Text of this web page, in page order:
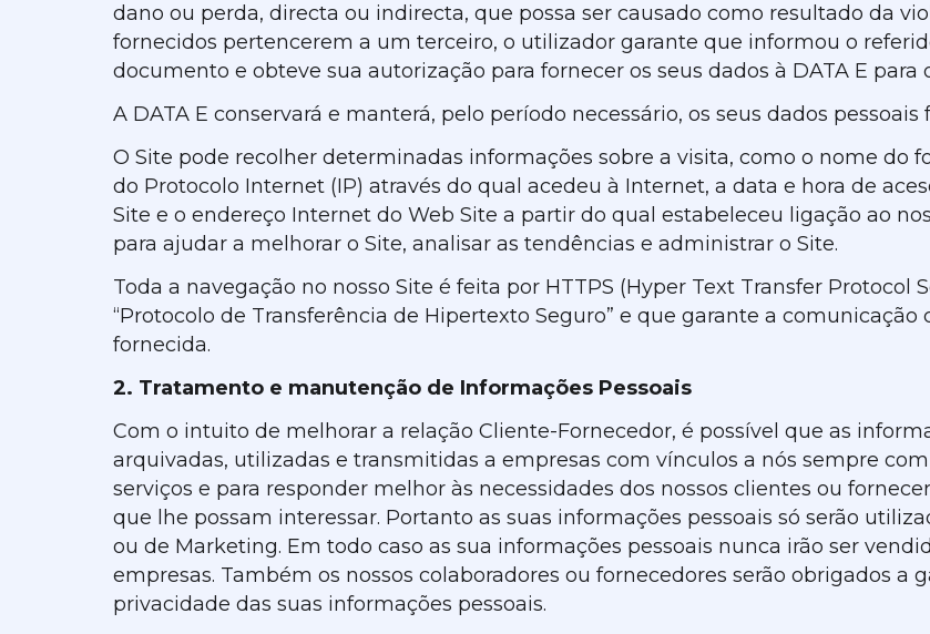
dano ou perda, directa ou indirecta, que possa ser causado como resultado da
fornecidos pertencerem a um terceiro, o utilizador garante que informou o
documento e obteve sua autorização para fornecer os seus dados à DATA E para
A DATA E conservará e manterá, pelo período necessário, os seus dados
O Site pode recolher determinadas informações sobre a visita, como o nome do
do Protocolo Internet (IP) através do qual acedeu à Internet, a data e hora de
Site e o endereço Internet do Web Site a partir do qual estabeleceu ligação ao
para ajudar a melhorar o Site, analisar as tendências e administrar o Site.
Toda a navegação no nosso Site é feita por HTTPS (Hyper Text Transfer Protocol
“Protocolo de Transferência de Hipertexto Seguro” e que garante a
fornecida.
2. Tratamento e manutenção de Informações Pessoais
Com o intuito de melhorar a relação Cliente-Fornecedor, é possível que as
arquivadas, utilizadas e transmitidas a empresas com vínculos a nós sempre
serviços e para responder melhor às necessidades dos nossos clientes ou
que lhe possam interessar. Portanto as suas informações pessoais só serão
ou de Marketing. Em todo caso as sua informações pessoais nunca irão ser
empresas. Também os nossos colaboradores ou fornecedores serão obrigados a
privacidade das suas informações pessoais.